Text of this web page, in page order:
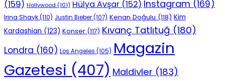
(159) Hollywood (101) Hülya Avşar (152) Instagram (169)
Irina Shayk(110) Justin Bieber(107) Kenan Doğulu (118) Kim
Kardashian (123) Konser (117) Kıvanç Tatlıtuğ (180)
Londra (160) Los Angeles (105) Magazin
Gazetesi (407) Maldivler (183)